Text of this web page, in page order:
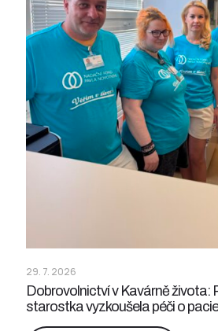
29. 7. 2026
Dobrovolnictví v Kavárně života:
starostka vyzkoušela péči o